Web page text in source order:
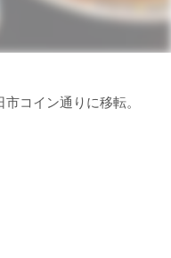
コイン通りに移転。